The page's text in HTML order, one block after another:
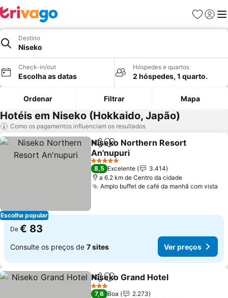
Favoritos
Iniciar
Destino
Niseko
Check-in/out
Escolha as datas
Hóspedes e quartos
2 hóspedes, 1 quarto.
Ordenar Filtrar Mapa
Hotéis em Niseko (Hokkaido, Japão)
Como os pagamentos influenciam os resultados
Escolha popular
PartilharAdicionar aos favoritos
Niseko Northern Resort
An'nupuri
Ver preços
5 Estrelas
8,5 Excelente
3.414
a 6.2 km de Centro da cidade
Amplo buffet de café da manhã com vista
De € 83
Consulte os preços de 7 sites Ver preços
PartilharAdicionar aos favoritos
Niseko Grand Hotel
3 Estrelas
7,6 Boa
2.273